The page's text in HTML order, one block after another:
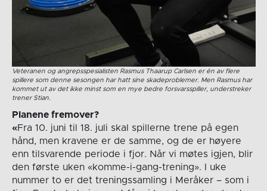
Veteranen og angrepsspesialisten Rasmus Thaarup Carlsen er én av flere
spillere som denne sesongen har hatt sine skadeproblemer. Men Rasmus har
kommet ut av det ikke minst som en mye bedre forsvarsspiller, understreker
trener Stian.
Planene fremover?
«Fra 10. juni til 18. juli skal spillerne trene på egen
hånd, men kravene er de samme, og de er høyere
enn tilsvarende periode i fjor. Når vi møtes igjen, blir
den første uken «komme-i-gang-trening». I uke
nummer to er det treningssamling i Meråker – som i